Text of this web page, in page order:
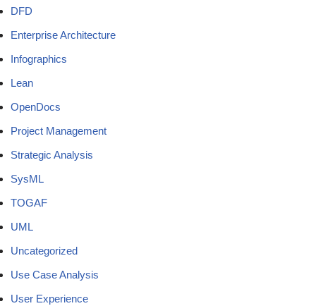
DFD
Enterprise Architecture
Infographics
Lean
OpenDocs
Project Management
Strategic Analysis
SysML
TOGAF
UML
Uncategorized
Use Case Analysis
User Experience